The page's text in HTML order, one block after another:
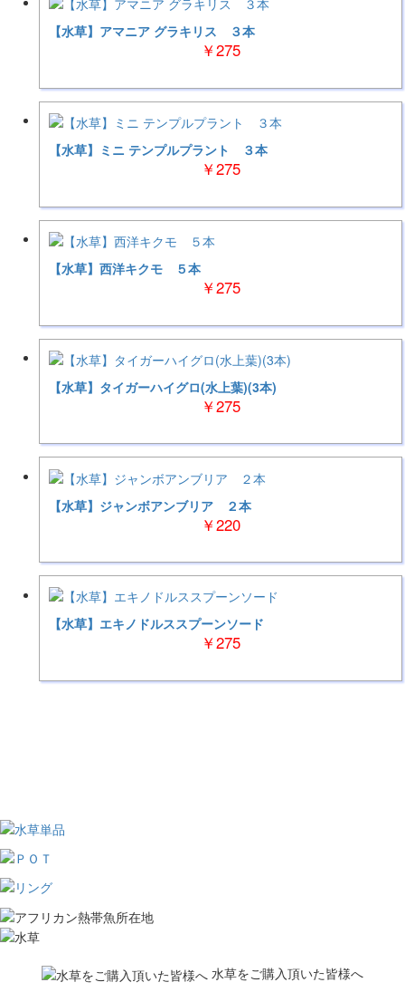
【水草】アマニア グラキリス ３本
￥275
【水草】ミニ テンプルプラント ３本
￥275
【水草】西洋キクモ ５本
￥275
【水草】タイガーハイグロ(水上葉)(3本)
￥275
【水草】ジャンボアンブリア ２本
￥220
【水草】エキノドルススプーンソード
￥275
水草をご購入頂いた皆様へ